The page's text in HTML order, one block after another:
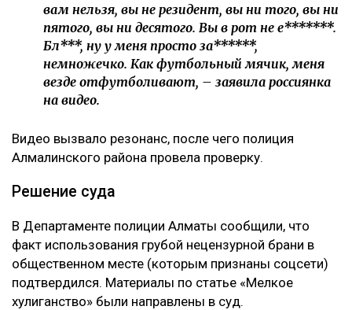
вам нельзя, вы не резидент, вы ни того, вы ни
пятого, вы ни десятого. Вы в рот не е*******.
Бл***, ну у меня просто за******,
немножечко. Как футбольный мячик, меня
везде отфутболивают, – заявила россиянка
на видео.
Видео вызвало резонанс, после чего полиция
Алмалинского района провела проверку.
Решение суда
В Департаменте полиции Алматы сообщили, что
факт использования грубой нецензурной брани в
общественном месте (которым признаны соцсети)
подтвердился. Материалы по статье «Мелкое
хулиганство» были направлены в суд.